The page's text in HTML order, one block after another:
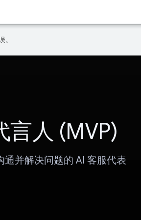
。
言人 (MVP)
通并解决问题的 AI 客服代表